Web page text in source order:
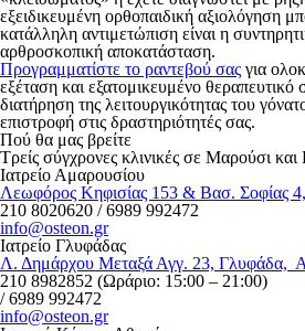
εξειδικευμένη ορθοπαιδική αξιολόγηση
κατάλληλη αντιμετώπιση είναι η
αρθροσκοπική αποκατάσταση.
Προγραμματίστε το ραντεβού σας για
εξέταση και εξατομικευμένο
διατήρηση της λειτουργικότητας του
επιστροφή στις δραστηριότητές σας.
Πού θα μας βρείτε
Τρείς σύγχρονες κλινικές σε Μαρούσι
Ιατρείο Αμαρουσίου
Λεωφόρος Κηφισίας 153 & Βασ. Σοφίας
210 8020620 /6989 992472
info@osteon.gr
Ιατρείο Γλυφάδας
Λ. Δημάρχου Μεταξά Αγγ. 23, Γλυφάδα,
210 8982852 (Ωράριο: 15:00 – 21:00)
/6989 992472
info@osteon.gr